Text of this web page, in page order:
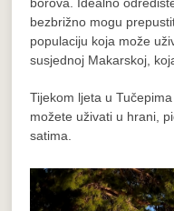
bezbrižno mogu
populaciju koja može
susjednoj Makarskoj,
Tijekom ljeta u
možete uživati u hrani,
satima.